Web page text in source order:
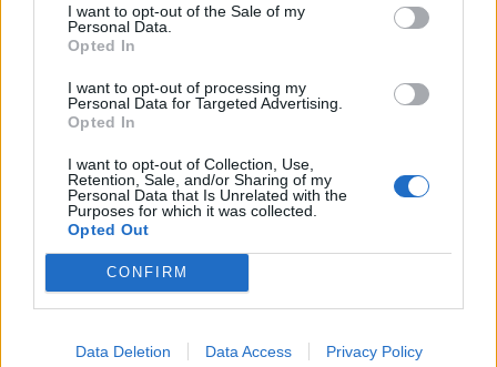
I want to opt-out of the Sale of my
Personal Data.
Opted In
I want to opt-out of processing my
Personal Data for Targeted Advertising.
Opted In
I want to opt-out of Collection, Use,
Retention, Sale, and/or Sharing of my
Personal Data that Is Unrelated with the
Purposes for which it was collected.
Opted Out
CONFIRM
Data Deletion Data Access Privacy Policy
I risultati dell’indagine sono stati presentati durante
3DEXPERIENCE World, l’evento annuale di Dassault Systèmes
dedicato alla comunità 3DEXPERIENCE Works e SOLIDWORKS, che
Condividi questo articolo:
E-mail
Mastodon Telegram